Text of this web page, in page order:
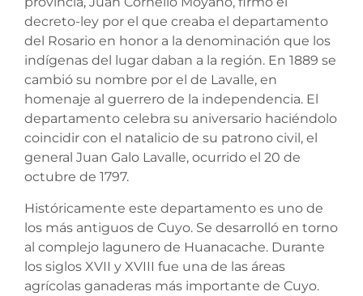
decreto-ley por el que creaba el departamento
del Rosario en honor a la denominación que los
indígenas del lugar daban a la región. En 1889 se
cambió su nombre por el de Lavalle, en
homenaje al guerrero de la independencia. El
departamento celebra su aniversario haciéndolo
coincidir con el natalicio de su patrono civil, el
general Juan Galo Lavalle, ocurrido el 20 de
octubre de 1797.
Históricamente este departamento es uno de
los más antiguos de Cuyo. Se desarrolló en torno
al complejo lagunero de Huanacache. Durante
los siglos XVII y XVIII fue una de las áreas
agrícolas ganaderas más importante de Cuyo.